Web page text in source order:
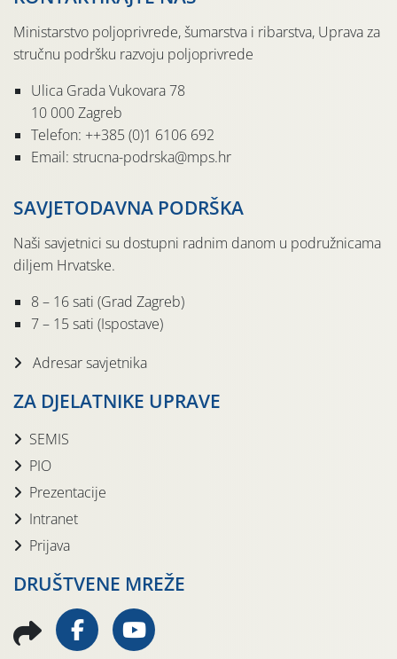
Ministarstvo poljoprivrede, šumarstva i ribarstva, Uprava za
stručnu podršku razvoju poljoprivrede
Ulica Grada Vukovara 78
10 000 Zagreb
Telefon: ++385 (0)1 6106 692
Email: strucna-podrska@mps.hr
SAVJETODAVNA PODRŠKA
Naši savjetnici su dostupni radnim danom u podružnicama
diljem Hrvatske.
8 – 16 sati (Grad Zagreb)
7 – 15 sati (Ispostave)
Adresar savjetnika
ZA DJELATNIKE UPRAVE
SEMIS
PIO
Prezentacije
Intranet
Prijava
DRUŠTVENE MREŽE